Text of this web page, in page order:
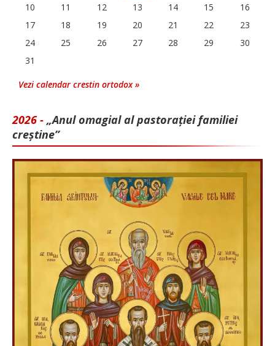
10
11 12 13 14 15
16
17
18 19 20 21 22
23
24
25 26 27 28 29
30
31
Vezi calendar crestin ortodox »
2026 - „Anul omagial al pastorației familiei
creștine”